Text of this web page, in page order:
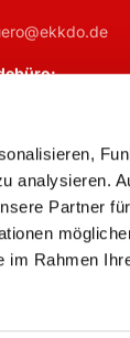
analysieren.
Partner
im Rahmen